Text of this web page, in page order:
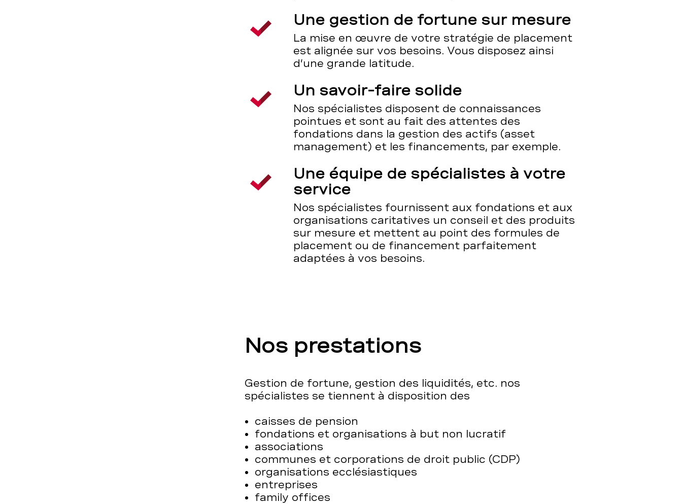
Une gestion de fortune sur mesure
La mise en œuvre de votre stratégie de placement
est alignée sur vos besoins. Vous disposez ainsi
d’une grande latitude.
Un savoir-faire solide
Nos spécialistes disposent de connaissances
pointues et sont au fait des attentes des
fondations dans la gestion des actifs (asset
management) et les financements, par exemple.
Une équipe de spécialistes à votre
service
Nos spécialistes fournissent aux fondations et aux
organisations caritatives un conseil et des produits
sur mesure et mettent au point des formules de
placement ou de financement parfaitement
adaptées à vos besoins.
Nos prestations
Gestion de fortune, gestion des liquidités, etc. nos
spécialistes se tiennent à disposition des
caisses de pension
fondations et organisations à but non lucratif
associations
communes et corporations de droit public (CDP)
organisations ecclésiastiques
entreprises
family offices